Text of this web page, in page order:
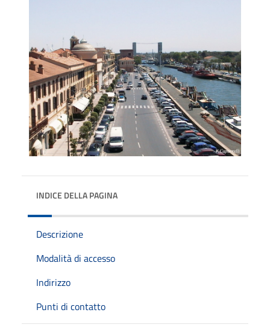
INDICE DELLA PAGINA
Descrizione
Modalità di accesso
Indirizzo
Punti di contatto